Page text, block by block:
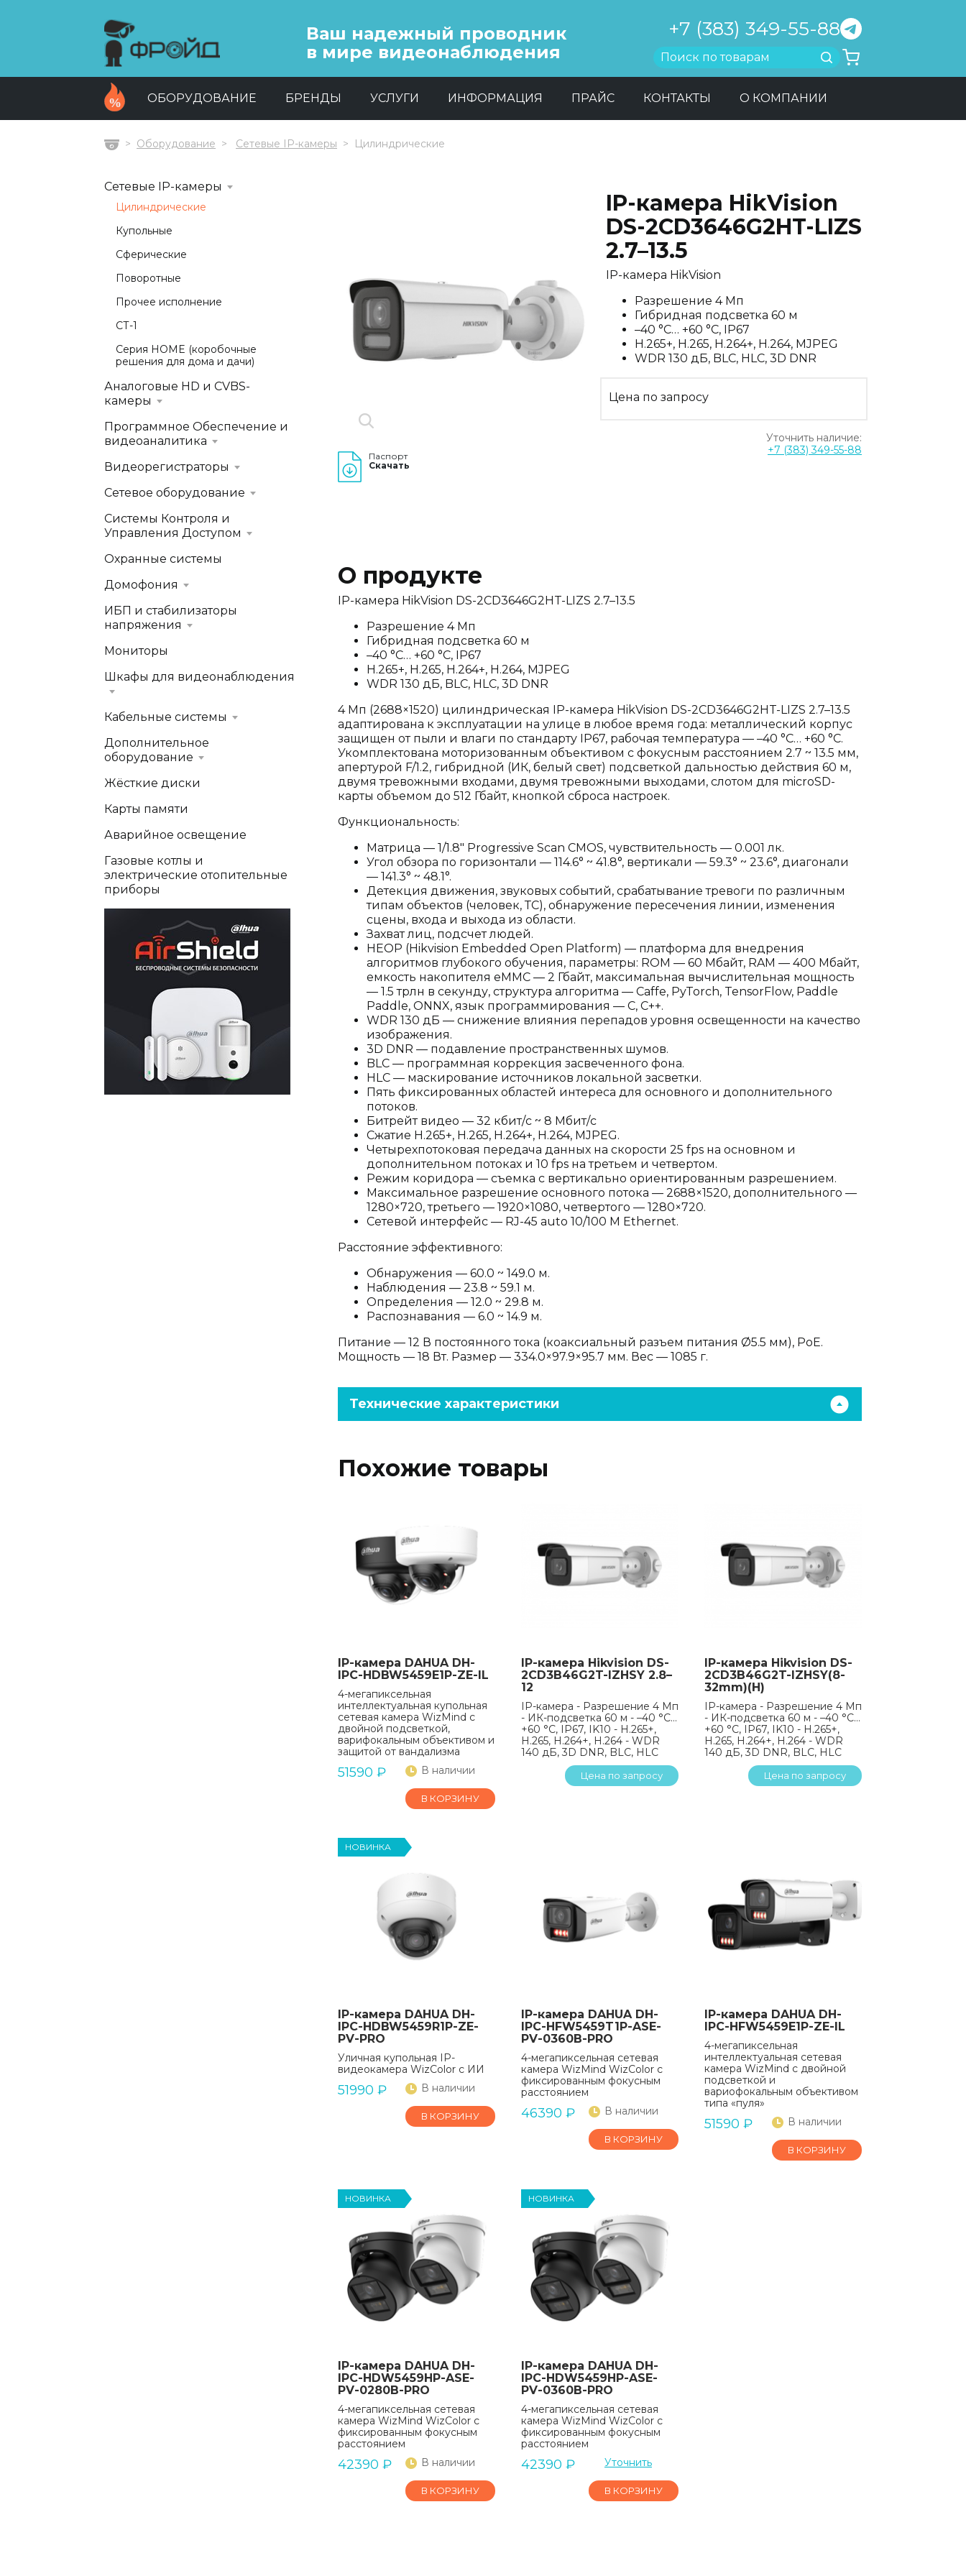
Ваш надежный проводник
в мире видеонаблюдения
+7 (383) 349-55-88
Найти
ОБОРУДОВАНИЕ БРЕНДЫ УСЛУГИ ИНФОРМАЦИЯ ПРАЙС КОНТАКТЫ О КОМПАНИИ
ГлавнаяОборудование Сетевые IP-камеры Цилиндрические
Паспорт
Скачать
IP-камера HikVision
DS-2CD3646G2HT-LIZS
2.7–13.5
IP-камера HikVision
Разрешение 4 Мп
Гибридная подсветка 60 м
–40 °C… +60 °C, IP67
H.265+, H.265, H.264+, H.264, MJPEG
WDR 130 дБ, BLC, HLC, 3D DNR
Цена по запросу
Уточнить наличие:
+7 (383) 349-55-88
О продукте
IP-камера HikVision DS-2CD3646G2HT-LIZS 2.7–13.5
Разрешение 4 Мп
Гибридная подсветка 60 м
–40 °C… +60 °C, IP67
H.265+, H.265, H.264+, H.264, MJPEG
WDR 130 дБ, BLC, HLC, 3D DNR
4 Мп (2688×1520) цилиндрическая IP-камера HikVision DS-2CD3646G2HT-LIZS 2.7–13.5
адаптирована к эксплуатации на улице в любое время года: металлический корпус
защищен от пыли и влаги по стандарту IP67, рабочая температура — –40 °C… +60 °C.
Укомплектована моторизованным объективом с фокусным расстоянием 2.7 ~ 13.5 мм,
апертурой F/1.2, гибридной (ИК, белый свет) подсветкой дальностью действия 60 м,
двумя тревожными входами, двумя тревожными выходами, слотом для microSD-
карты объемом до 512 Гбайт, кнопкой сброса настроек.
Функциональность:
Матрица — 1/1.8" Progressive Scan CMOS, чувствительность — 0.001 лк.
Угол обзора по горизонтали — 114.6° ~ 41.8°, вертикали — 59.3° ~ 23.6°, диагонали
— 141.3° ~ 48.1°.
Детекция движения, звуковых событий, срабатывание тревоги по различным
типам объектов (человек, ТС), обнаружение пересечения линии, изменения
сцены, входа и выхода из области.
Захват лиц, подсчет людей.
HEOP (Hikvision Embedded Open Platform) — платформа для внедрения
алгоритмов глубокого обучения, параметры: ROM — 60 Мбайт, RAM — 400 Мбайт,
емкость накопителя eMMC — 2 Гбайт, максимальная вычислительная мощность
— 1.5 трлн в секунду, структура алгоритма — Caffe, PyTorch, TensorFlow, Paddle
Paddle, ONNX, язык программирования — C, C++.
WDR 130 дБ — снижение влияния перепадов уровня освещенности на качество
изображения.
3D DNR — подавление пространственных шумов.
BLC — программная коррекция засвеченного фона.
HLC — маскирование источников локальной засветки.
Пять фиксированных областей интереса для основного и дополнительного
потоков.
Битрейт видео — 32 кбит/с ~ 8 Мбит/с
Сжатие H.265+, H.265, H.264+, H.264, MJPEG.
Четырехпотоковая передача данных на скорости 25 fps на основном и
дополнительном потоках и 10 fps на третьем и четвертом.
Режим коридора — съемка с вертикально ориентированным разрешением.
Максимальное разрешение основного потока — 2688×1520, дополнительного —
1280×720, третьего — 1920×1080, четвертого — 1280×720.
Сетевой интерфейс — RJ-45 auto 10/100 М Ethernet.
Расстояние эффективного:
Обнаружения — 60.0 ~ 149.0 м.
Наблюдения — 23.8 ~ 59.1 м.
Определения — 12.0 ~ 29.8 м.
Распознавания — 6.0 ~ 14.9 м.
Питание — 12 В постоянного тока (коаксиальный разъем питания Ø5.5 мм), PoE.
Мощность — 18 Вт. Размер — 334.0×97.9×95.7 мм. Вес — 1085 г.
Технические характеристики
Похожие товары
IP-камера DAHUA DH-
IPC-HDBW5459E1P-ZE-IL
4-мегапиксельная
интеллектуальная купольная
сетевая камера WizMind с
двойной подсветкой,
варифокальным объективом и
защитой от вандализма
51590 ₽ В наличии
В КОРЗИНУ
IP-камера Hikvision DS-
2CD3B46G2T-IZHSY 2.8–
12
IP-камера - Разрешение 4 Мп
- ИК-подсветка 60 м - –40 °C…
+60 °C, IP67, IK10 - H.265+,
H.265, H.264+, H.264 - WDR
140 дБ, 3D DNR, BLC, HLC
Цена по запросу
IP-камера Hikvision DS-
2CD3B46G2T-IZHSY(8-
32mm)(H)
IP-камера - Разрешение 4 Мп
- ИК-подсветка 60 м - –40 °C…
+60 °C, IP67, IK10 - H.265+,
H.265, H.264+, H.264 - WDR
140 дБ, 3D DNR, BLC, HLC
Цена по запросу
НОВИНКА
IP-камера DAHUA DH-
IPC-HDBW5459R1P-ZE-
PV-PRO
Уличная купольная IP-
видеокамера WizColor с ИИ
51990 ₽ В наличии
В КОРЗИНУ
IP-камера DAHUA DH-
IPC-HFW5459T1P-ASE-
PV-0360B-PRO
4-мегапиксельная сетевая
камера WizMind WizColor с
фиксированным фокусным
расстоянием
46390 ₽ В наличии
В КОРЗИНУ
IP-камера DAHUA DH-
IPC-HFW5459E1P-ZE-IL
4-мегапиксельная
интеллектуальная сетевая
камера WizMind с двойной
подсветкой и
вариофокальным объективом
типа «пуля»
51590 ₽ В наличии
В КОРЗИНУ
НОВИНКА
IP-камера DAHUA DH-
IPC-HDW5459HP-ASE-
PV-0280B-PRO
4-мегапиксельная сетевая
камера WizMind WizColor с
фиксированным фокусным
расстоянием
42390 ₽ В наличии
В КОРЗИНУ
НОВИНКА
IP-камера DAHUA DH-
IPC-HDW5459HP-ASE-
PV-0360B-PRO
4-мегапиксельная сетевая
камера WizMind WizColor с
фиксированным фокусным
расстоянием
42390 ₽ Уточнить
В КОРЗИНУ
Сетевые IP-камеры
Цилиндрические
Купольные
Сферические
Поворотные
Прочее исполнение
СТ-1
Серия HOME (коробочные
решения для дома и дачи)
Аналоговые HD и CVBS-
камеры
Программное Обеспечение и
видеоаналитика
Видеорегистраторы
Сетевое оборудование
Системы Контроля и
Управления Доступом
Охранные системы
Домофония
ИБП и стабилизаторы
напряжения
Мониторы
Шкафы для видеонаблюдения
Кабельные системы
Дополнительное
оборудование
Жёсткие диски
Карты памяти
Аварийное освещение
Газовые котлы и
электрические отопительные
приборы